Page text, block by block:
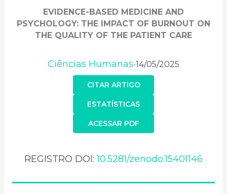
EVIDENCE-BASED MEDICINE AND
PSYCHOLOGY: THE IMPACT OF BURNOUT ON
THE QUALITY OF THE PATIENT CARE
Ciências Humanas•14/05/2025
CITAR ARTIGO
ACESSAR PDF
ESTATÍSTICAS
REGISTRO DOI:10.5281/zenodo.15401146